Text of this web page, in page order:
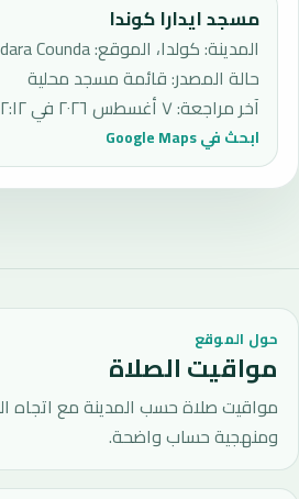
مسجد ايدارا كوندا
المدينة: كولدا، الموقع: Aidara Counda
حالة المصدر:قائمة مسجد محلية
آخر مراجعة:٧ أغسطس ٢٠٢٦ في ١٢:١٢ ص
ابحث في Google Maps
حول الموقع
مواقيت الصلاة
مواقيت صلاة حسب المدينة مع اتجاه
ومنهجية حساب واضحة.